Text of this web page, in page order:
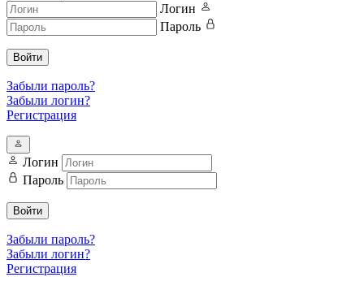
Логин
Пароль
Войти
Забыли пароль?
Забыли логин?
Регистрация
Логин
Пароль
Войти
Забыли пароль?
Забыли логин?
Регистрация